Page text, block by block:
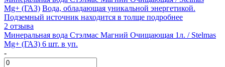
Mg+ (ГАЗ) Вода, обладающая уникальной энергетикой.
Подземный источник находится в толще подробнее
2 отзыва
Минеральная вода Стэлмас Магний Очищающая 1л. / Stelmas
Mg+ (ГАЗ) 6 шт. в уп.
-